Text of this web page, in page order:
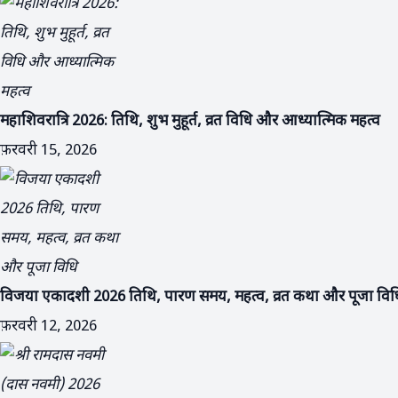
महाशिवरात्रि 2026: तिथि, शुभ मुहूर्त, व्रत विधि और आध्यात्मिक महत्व
फ़रवरी 15, 2026
विजया एकादशी 2026 तिथि, पारण समय, महत्व, व्रत कथा और पूजा
फ़रवरी 12, 2026